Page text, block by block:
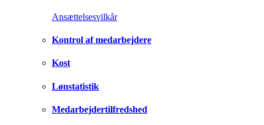
Ansættelsesvilkår
Kontrol af medarbejdere
Kost
Lønstatistik
Medarbejdertilfredshed